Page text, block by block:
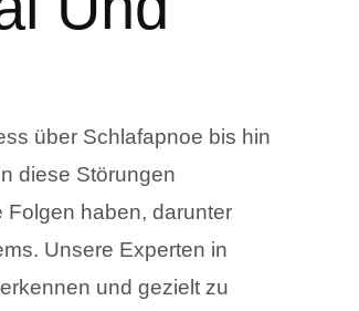
über Schlafapnoe bis hin
diese Störungen
Folgen haben, darunter
Unsere Experten in
und gezielt zu